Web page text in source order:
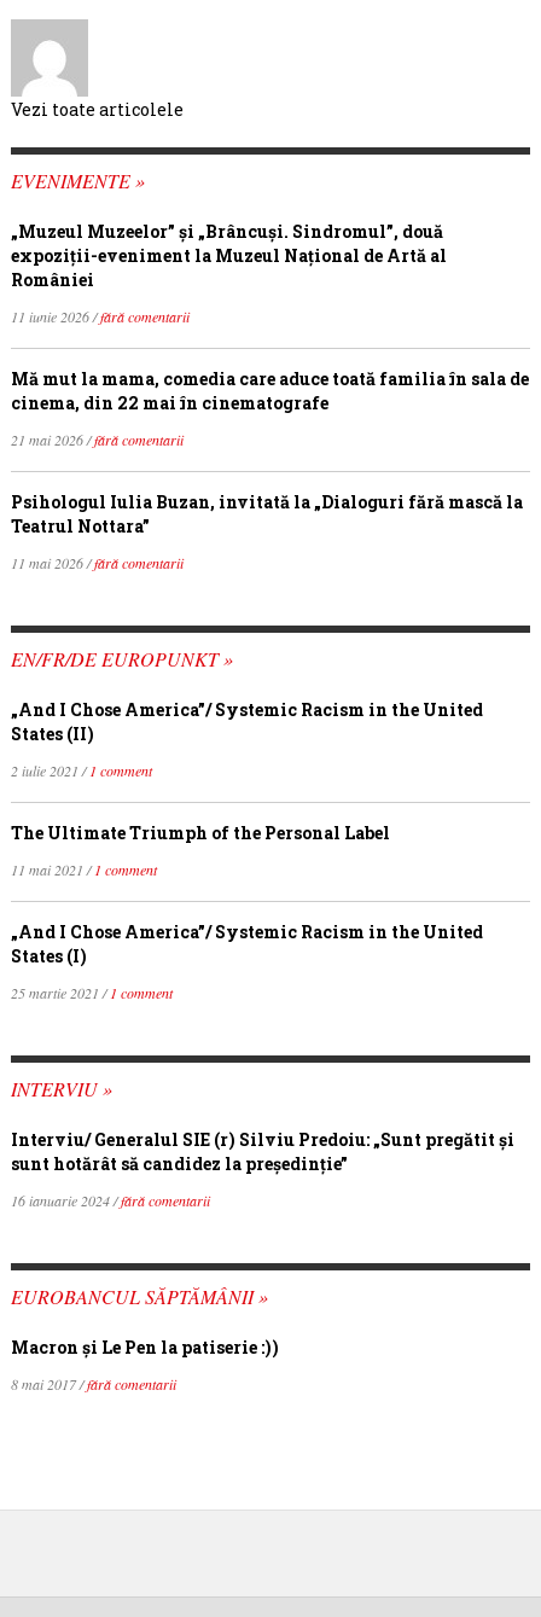
Vezi toate articolele
EVENIMENTE »
„Muzeul Muzeelor” și „Brâncuși. Sindromul”, două
expoziții-eveniment la Muzeul Național de Artă al
României
11 iunie 2026 /fără comentarii
Mă mut la mama, comedia care aduce toată familia în sala de
cinema, din 22 mai în cinematografe
21 mai 2026 /fără comentarii
Psihologul Iulia Buzan, invitată la „Dialoguri fără mască la
Teatrul Nottara”
11 mai 2026 /fără comentarii
EN/FR/DE EUROPUNKT »
„And I Chose America”/ Systemic Racism in the United
States (II)
2 iulie 2021 /1 comment
The Ultimate Triumph of the Personal Label
11 mai 2021 /1 comment
„And I Chose America”/ Systemic Racism in the United
States (I)
25 martie 2021 /1 comment
INTERVIU »
Interviu/ Generalul SIE (r) Silviu Predoiu: „Sunt pregătit și
sunt hotărât să candidez la președinție”
16 ianuarie 2024 /fără comentarii
EUROBANCUL SĂPTĂMÂNII »
Macron şi Le Pen la patiserie :))
8 mai 2017 /fără comentarii